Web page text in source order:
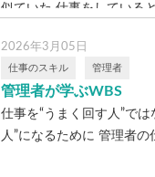
似ていた 仕事をしている
2026年3月05日
仕事のスキル 管理者
管理者が学ぶWBS
仕事を“うまく回す人”では
人”になるために 管理者の